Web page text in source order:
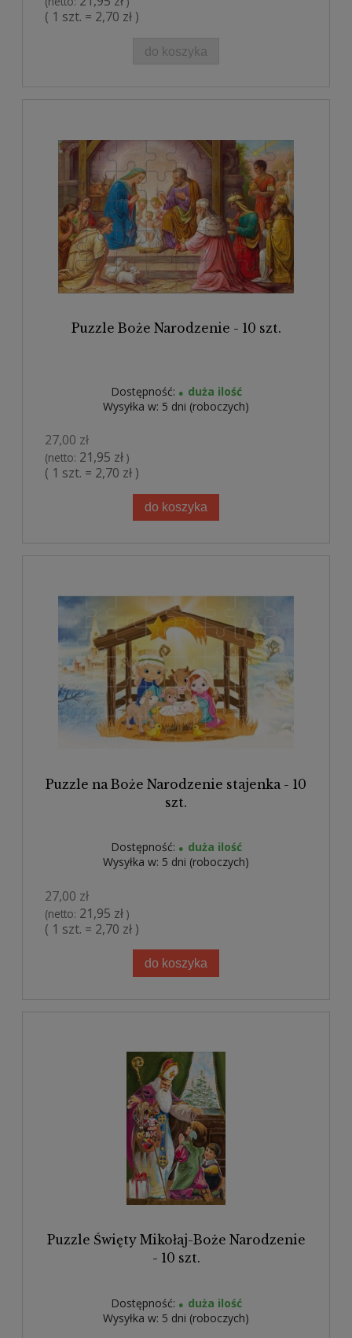
( 1 szt. = 2,70 zł )
do koszyka
Puzzle Boże Narodzenie - 10 szt.
Dostępność:
duża ilość
Wysyłka w: 5 dni (roboczych)
27,00 zł
(netto: 21,95 zł )
( 1 szt. = 2,70 zł )
do koszyka
Puzzle na Boże Narodzenie stajenka - 10
szt.
Dostępność:
duża ilość
Wysyłka w: 5 dni (roboczych)
27,00 zł
(netto: 21,95 zł )
( 1 szt. = 2,70 zł )
do koszyka
Puzzle Święty Mikołaj-Boże Narodzenie
- 10 szt.
Dostępność:
duża ilość
Wysyłka w: 5 dni (roboczych)